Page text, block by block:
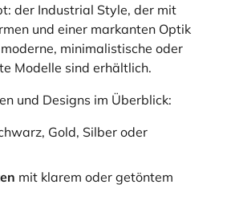
der Industrial Style, der mit
und einer markanten Optik
minimalistische oder
Modelle sind erhältlich.
und Designs im Überblick:
Gold, Silber oder
mit klarem oder getöntem